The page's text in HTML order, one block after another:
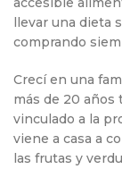
llevar una dieta
comprando
Crecí en una
más de 20 años
vinculado a la
viene a casa a
las frutas y